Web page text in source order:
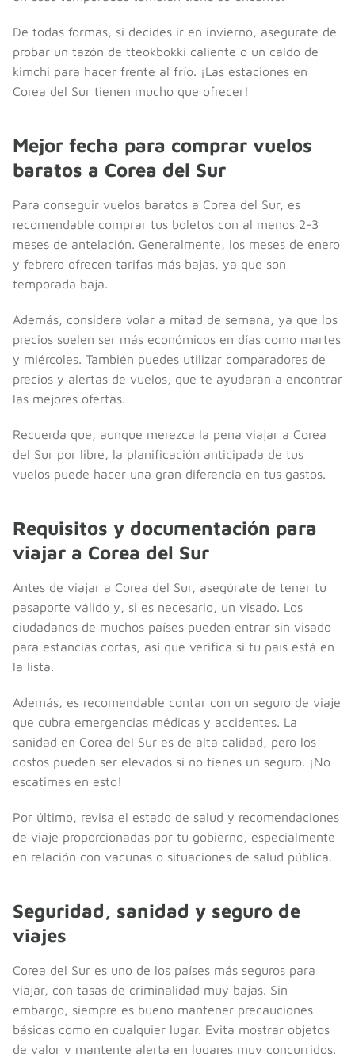
De todas formas, si decides ir en invierno, asegúrate de
probar un tazón de tteokbokki caliente o un caldo de
kimchi para hacer frente al frío. ¡Las estaciones en
Corea del Sur tienen mucho que ofrecer!
Mejor fecha para comprar vuelos
baratos a Corea del Sur
Para conseguir vuelos baratos a Corea del Sur, es
recomendable comprar tus boletos con al menos 2-3
meses de antelación. Generalmente, los meses de enero
y febrero ofrecen tarifas más bajas, ya que son
temporada baja.
Además, considera volar a mitad de semana, ya que los
precios suelen ser más económicos en días como martes
y miércoles. También puedes utilizar comparadores de
precios y alertas de vuelos, que te ayudarán a encontrar
las mejores ofertas.
Recuerda que, aunque merezca la pena viajar a Corea
del Sur por libre, la planificación anticipada de tus
vuelos puede hacer una gran diferencia en tus gastos.
Requisitos y documentación para
viajar a Corea del Sur
Antes de viajar a Corea del Sur, asegúrate de tener tu
pasaporte válido y, si es necesario, un visado. Los
ciudadanos de muchos países pueden entrar sin visado
para estancias cortas, así que verifica si tu país está en
la lista.
Además, es recomendable contar con un seguro de viaje
que cubra emergencias médicas y accidentes. La
sanidad en Corea del Sur es de alta calidad, pero los
costos pueden ser elevados si no tienes un seguro. ¡No
escatimes en esto!
Por último, revisa el estado de salud y recomendaciones
de viaje proporcionadas por tu gobierno, especialmente
en relación con vacunas o situaciones de salud pública.
Seguridad, sanidad y seguro de
viajes
Corea del Sur es uno de los países más seguros para
viajar, con tasas de criminalidad muy bajas. Sin
embargo, siempre es bueno mantener precauciones
básicas como en cualquier lugar. Evita mostrar objetos
de valor y mantente alerta en lugares muy concurridos.